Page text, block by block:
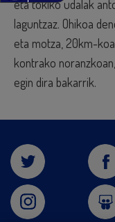
eta tokiko udalak
laguntzaz. Ohikoa
eta motza, 20km-
kontrako
egin dira bakarrik.